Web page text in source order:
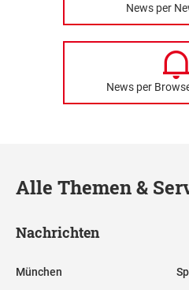
News per
News per
Alle Themen &
Nachrichten
München